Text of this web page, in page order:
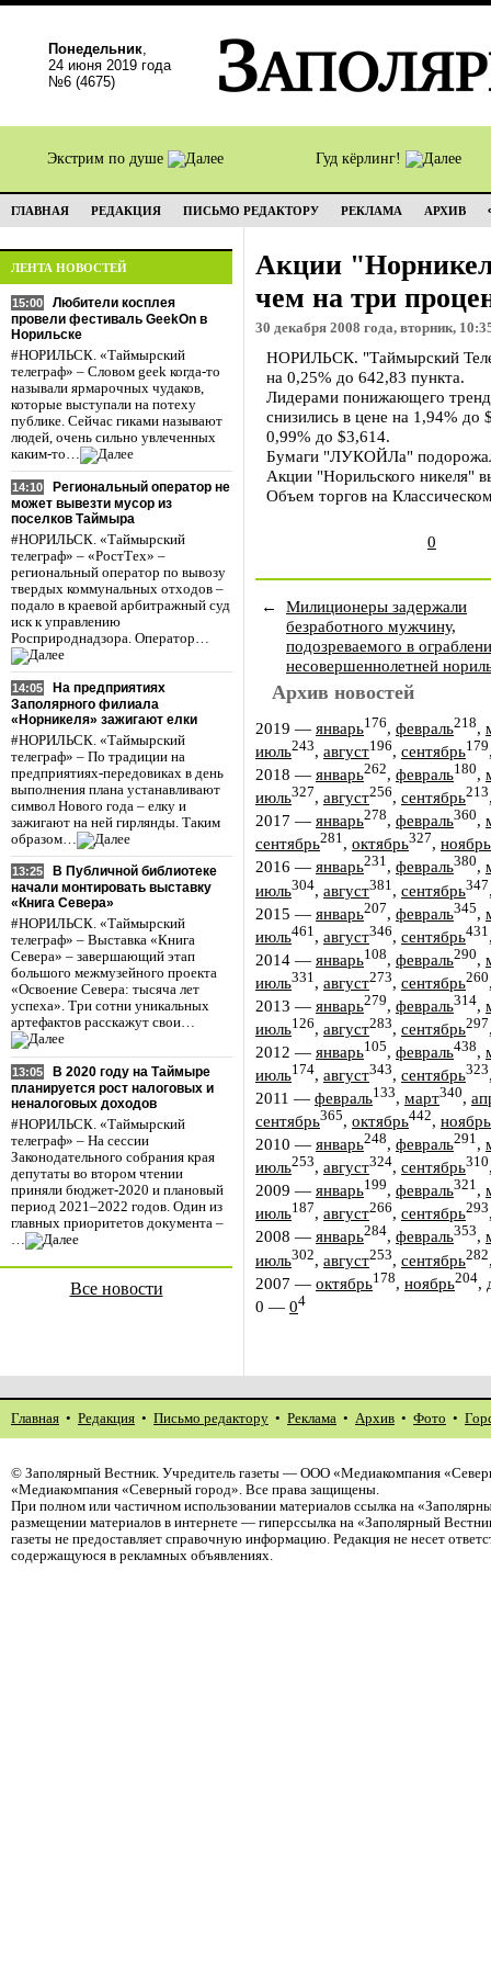
Понедельник,
24 июня 2019 года
№6 (4675)
Экстрим по душе Гуд кёрлинг!
ГЛАВНАЯ РЕДАКЦИЯ ПИСЬМО РЕДАКТОРУ РЕКЛАМА АРХИВ
ЛЕНТА НОВОСТЕЙ
15:00
Любители косплея
провели фестиваль GeekOn в
Норильске
#НОРИЛЬСК. «Таймырский
телеграф» – Словом geek когда-то
называли ярмарочных чудаков,
которые выступали на потеху
публике. Сейчас гиками называют
людей, очень сильно увлеченных
каким-то…
14:10
Региональный оператор не
может вывезти мусор из
поселков Таймыра
#НОРИЛЬСК. «Таймырский
телеграф» – «РостТех» –
региональный оператор по вывозу
твердых коммунальных отходов –
подало в краевой арбитражный суд
иск к управлению
Росприроднадзора. Оператор…
14:05
На предприятиях
Заполярного филиала
«Норникеля» зажигают елки
#НОРИЛЬСК. «Таймырский
телеграф» – По традиции на
предприятиях-передовиках в день
выполнения плана устанавливают
символ Нового года – елку и
зажигают на ней гирлянды. Таким
образом…
13:25
В Публичной библиотеке
начали монтировать выставку
«Книга Севера»
#НОРИЛЬСК. «Таймырский
телеграф» – Выставка «Книга
Севера» – завершающий этап
большого межмузейного проекта
«Освоение Севера: тысяча лет
успеха». Три сотни уникальных
артефактов расскажут свои…
13:05
В 2020 году на Таймыре
планируется рост налоговых и
неналоговых доходов
#НОРИЛЬСК. «Таймырский
телеграф» – На сессии
Законодательного собрания края
депутаты во втором чтении
приняли бюджет-2020 и плановый
период 2021–2022 годов. Один из
главных приоритетов документа –
…
Все новости
Акции
чем на три
30 декабря 2008 года, вторник,
НОРИЛЬСК. "Таймырский
на 0,25% до 642,83 пункта.
Лидерами понижающего
снизились в цене на 1,94%
0,99% до $3,614.
Бумаги "ЛУКОЙЛа"
Акции "Норильского никеля"
Объем торгов на
0
←
Милиционеры задержали
безработного мужчину,
подозреваемого в
несовершеннолетней
Архив новостей
2019 — январь176, февраль218,
июль243, август196, сентябрь179
2018 — январь262, февраль180,
июль327, август256, сентябрь213
2017 — январь278, февраль360,
сентябрь281, октябрь327, ноябрь
2016 — январь231, февраль380,
июль304, август381 , сентябрь347
2015 — январь207, февраль345,
июль461 , август346, сентябрь431
2014 — январь108, февраль290,
июль331 , август273, сентябрь260
2013 — январь279, февраль314,
июль126, август283, сентябрь297
2012 — январь105, февраль438,
июль174, август343, сентябрь323
2011 — февраль133, март340,
сентябрь365, октябрь442, ноябрь
2010 — январь248, февраль291,
июль253, август324, сентябрь310
2009 — январь199, февраль321,
июль187, август266, сентябрь293
2008 — январь284, февраль353,
июль302, август253, сентябрь282
2007 — октябрь178, ноябрь204,
0 — 04
Главная • Редакция • Письмо редактору • Реклама • Архив • Фото •
© Заполярный Вестник. Учредитель газеты — ООО «Медиакомпания
«Медиакомпания «Северный город». Все права защищены.
При полном или частичном использовании материалов ссылка на
размещении материалов в интернете — гиперссылка на «Заполярный
газеты не предоставляет справочную информацию. Редакция не несет
содержащуюся в рекламных объявлениях.